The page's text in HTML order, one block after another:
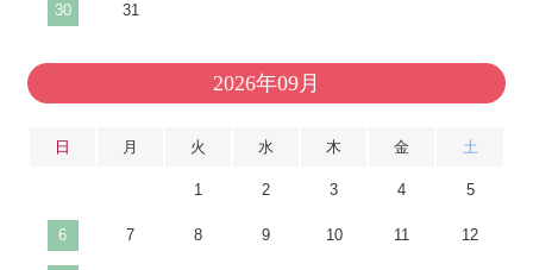
30 31
2026年09月
日 月 火 水 木 金 土
1 2 3 4 5
6 7 8 9 10 11 12